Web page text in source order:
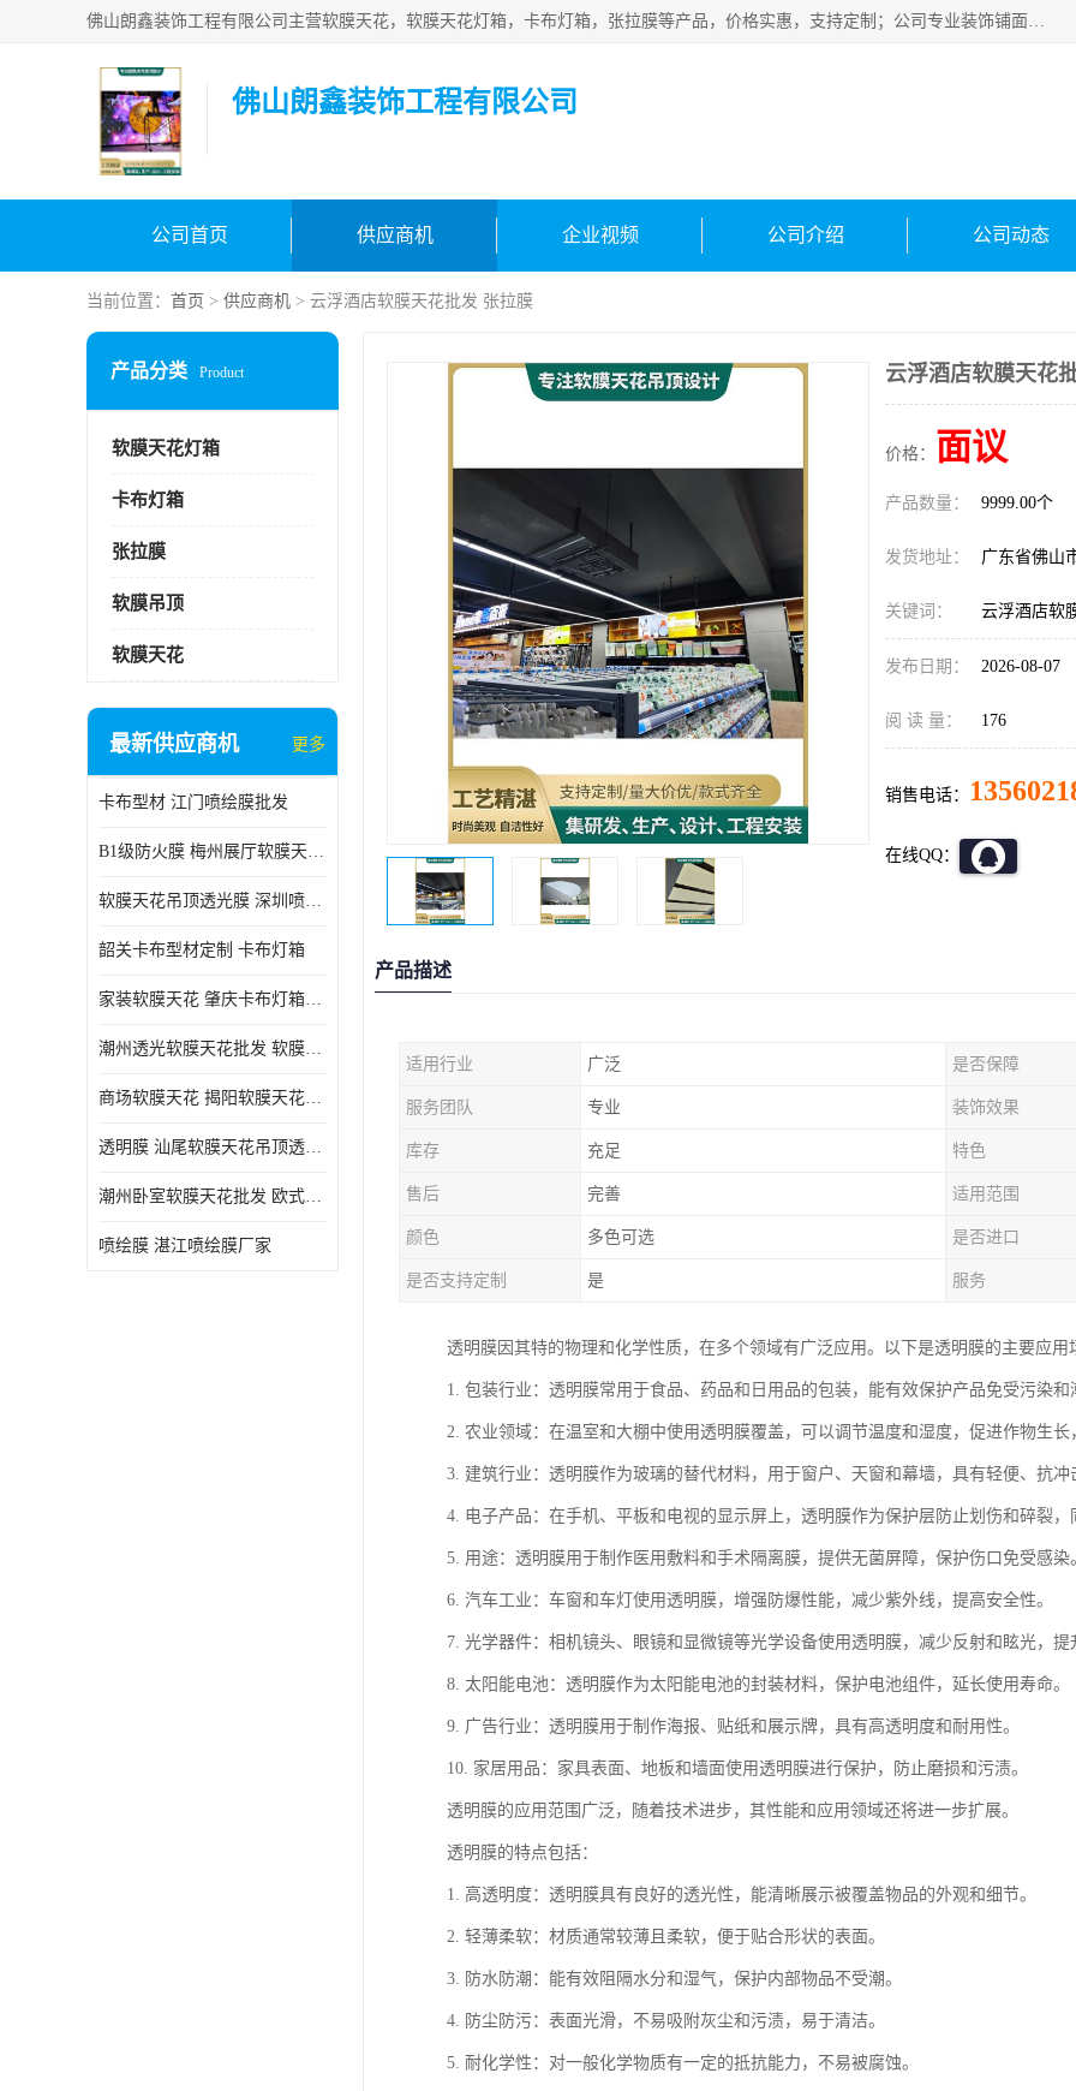
佛山朗鑫装饰工程有限公司主营软膜天花，软膜天花灯箱，卡布灯箱，张拉膜等产品，价格实惠，支持定制；公司专业装饰铺面，家居，会展特装，软膜等工程，技能精良人员，安装快、价格合理，质量保证、热诚与各方有识人士合作，欢迎新老客户来电咨询。
佛山朗鑫装饰工程有限公司
公司首页 供应商机 企业视频 公司介绍 公司动态
当前位置： 首页 > 供应商机 > 云浮酒店软膜天花批发 张拉膜
产品分类 Product
软膜天花灯箱
卡布灯箱
张拉膜
软膜吊顶
软膜天花
最新供应商机 更多
卡布型材 江门喷绘膜批发
B1级防火膜 梅州展厅软膜天花批发
软膜天花吊顶透光膜 深圳喷绘膜批发
韶关卡布型材定制 卡布灯箱
家装软膜天花 肇庆卡布灯箱批发
潮州透光软膜天花批发 软膜天花
商场软膜天花 揭阳软膜天花吊顶透光膜批发
透明膜 汕尾软膜天花吊顶透光膜定制
潮州卧室软膜天花批发 欧式软膜天花
喷绘膜 湛江喷绘膜厂家
云浮酒店软膜天花
价格： 面议
产品数量： 9999.00个
发货地址： 广东省佛山
关键词： 云浮酒店软
发布日期： 2026-08-07
阅 读 量： 176
销售电话：
在线QQ：
产品描述
适用行业 广泛 是否保障
服务团队 专业 装饰效果
库存 充足 特色
售后 完善 适用范围
颜色 多色可选 是否进口
是否支持定制 是 服务
透明膜因其特的物理和化学性质，在多个领域有广泛应用。以下是透明膜的主要应用
1. 包装行业：透明膜常用于食品、药品和日用品的包装，能有效保护产品免受污染和
2. 农业领域：在温室和大棚中使用透明膜覆盖，可以调节温度和湿度，促进作物生长
3. 建筑行业：透明膜作为玻璃的替代材料，用于窗户、天窗和幕墙，具有轻便、抗冲
4. 电子产品：在手机、平板和电视的显示屏上，透明膜作为保护层防止划伤和碎裂，
5. 用途：透明膜用于制作医用敷料和手术隔离膜，提供无菌屏障，保护伤口免受感染
6. 汽车工业：车窗和车灯使用透明膜，增强防爆性能，减少紫外线，提高安全性。
7. 光学器件：相机镜头、眼镜和显微镜等光学设备使用透明膜，减少反射和眩光，提
8. 太阳能电池：透明膜作为太阳能电池的封装材料，保护电池组件，延长使用寿命。
9. 广告行业：透明膜用于制作海报、贴纸和展示牌，具有高透明度和耐用性。
10. 家居用品：家具表面、地板和墙面使用透明膜进行保护，防止磨损和污渍。
透明膜的应用范围广泛，随着技术进步，其性能和应用领域还将进一步扩展。
透明膜的特点包括：
1. 高透明度：透明膜具有良好的透光性，能清晰展示被覆盖物品的外观和细节。
2. 轻薄柔软：材质通常较薄且柔软，便于贴合形状的表面。
3. 防水防潮：能有效阻隔水分和湿气，保护内部物品不受潮。
4. 防尘防污：表面光滑，不易吸附灰尘和污渍，易于清洁。
5. 耐化学性：对一般化学物质有一定的抵抗能力，不易被腐蚀。